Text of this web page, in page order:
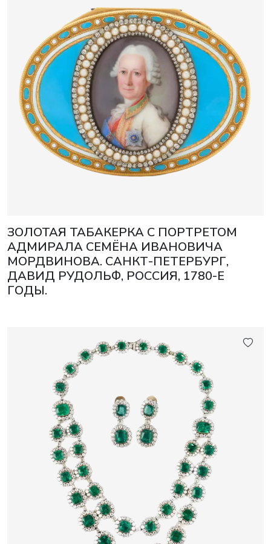
ЗОЛОТАЯ ТАБАКЕРКА С ПОРТРЕТОМ
АДМИРАЛА СЕМЁНА ИВАНОВИЧА
МОРДВИНОВА. САНКТ-ПЕТЕРБУРГ,
ДАВИД РУДОЛЬФ, РОССИЯ, 1780-Е
ГОДЫ.